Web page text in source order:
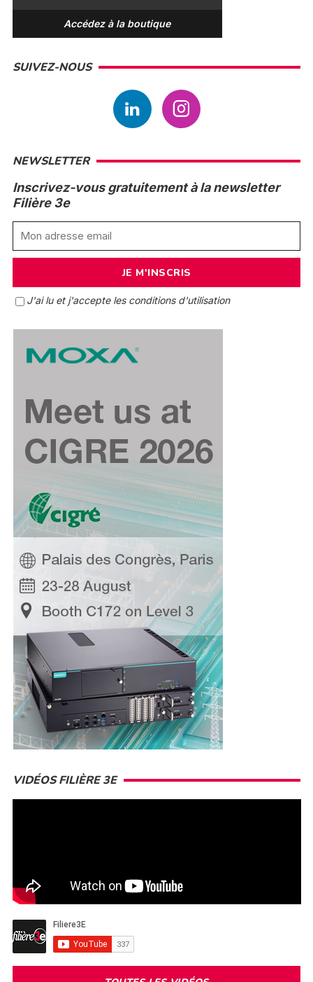
Accédez à la boutique
SUIVEZ-NOUS
NEWSLETTER
Inscrivez-vous gratuitement à la newsletter
Filière 3e
J'ai lu et j'accepte les conditions d'utilisation
VIDÉOS FILIÈRE 3E